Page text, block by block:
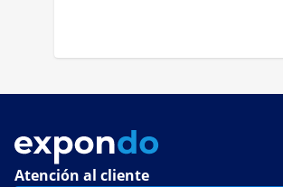
Atención al cliente